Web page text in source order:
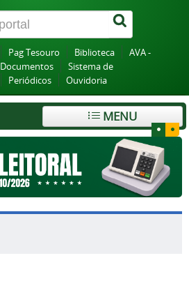
Canais
Pag Tesouro Biblioteca
AVA -
Documentos
Sistema de
Periódicos Ouvidoria
MENU